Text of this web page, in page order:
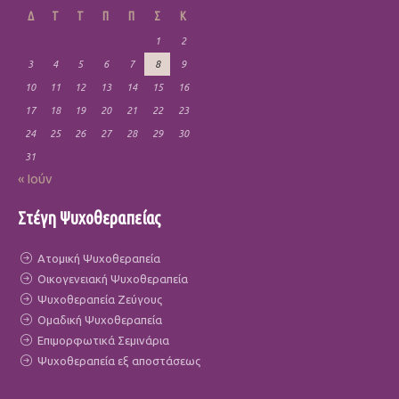
Δ Τ Τ Π Π Σ Κ
1 2
3 4 5 6 7 8 9
10 11 12 13 14 15 16
17 18 19 20 21 22 23
24 25 26 27 28 29 30
31
« Ιούν
Στέγη Ψυχοθεραπείας
Ατομική Ψυχοθεραπεία
Οικογενειακή Ψυχοθεραπεία
Ψυχοθεραπεία Ζεύγους
Ομαδική Ψυχοθεραπεία
Επιμορφωτικά Σεμινάρια
Ψυχοθεραπεία εξ αποστάσεως